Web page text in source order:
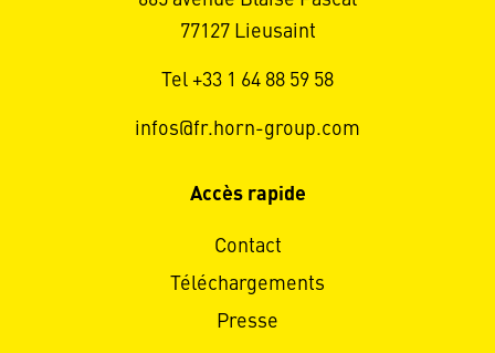
77127 Lieusaint
Tel +33 1 64 88 59 58
infos@fr.horn-group.com
Accès rapide
Contact
Téléchargements
Presse